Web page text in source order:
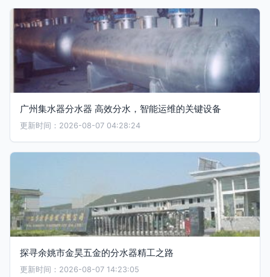
广州集水器分水器 高效分水，智能运维的关键设备
更新时间：2026-08-07 04:28:24
探寻余姚市金昊五金的分水器精工之路
更新时间：2026-08-07 14:23:05